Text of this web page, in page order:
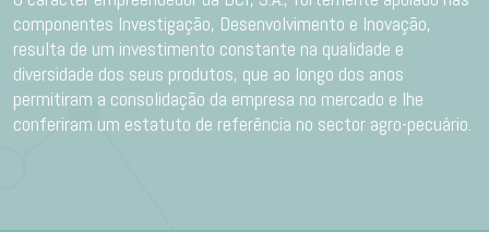
componentes Investigação, Desenvolvimento e Inovação,
resulta de um investimento constante na qualidade e
diversidade dos seus produtos, que ao longo dos anos
permitiram a consolidação da empresa no mercado e lhe
conferiram um estatuto de referência no sector agro-pecuário.